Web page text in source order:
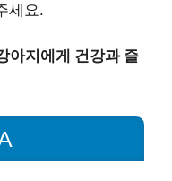
세요.
아지에게 건강과 즐